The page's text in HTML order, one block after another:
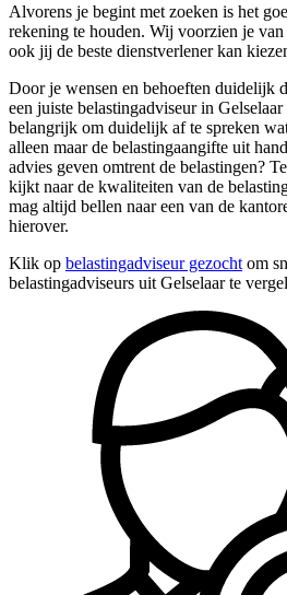
Alvorens je begint met zoeken is het
rekening te houden. Wij voorzien je van
ook jij de beste dienstverlener kan
Door je wensen en behoeften duidelijk
een juiste belastingadviseur in
belangrijk om duidelijk af te spreken
alleen maar de belastingaangifte uit
advies geven omtrent de belastingen?
kijkt naar de kwaliteiten van de
mag altijd bellen naar een van de
hierover.
Klik op belastingadviseur gezocht om
belastingadviseurs uit Gelselaar te